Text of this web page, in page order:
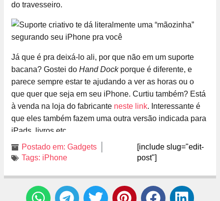
do travesseiro.
Já que é pra deixá-lo ali, por que não em um suporte
bacana? Gostei do Hand Dockporque é diferente, e
parece sempre estar te ajudando a ver as horas ou o
que quer que seja em seu iPhone. Curtiu também? Está
à venda na loja do fabricante neste link. Interessante é
que eles também fazem uma outra versão indicada para
iPads, livros etc.
Postado em: Gadgets
Tags: iPhone
[include slug="edit-
post"]